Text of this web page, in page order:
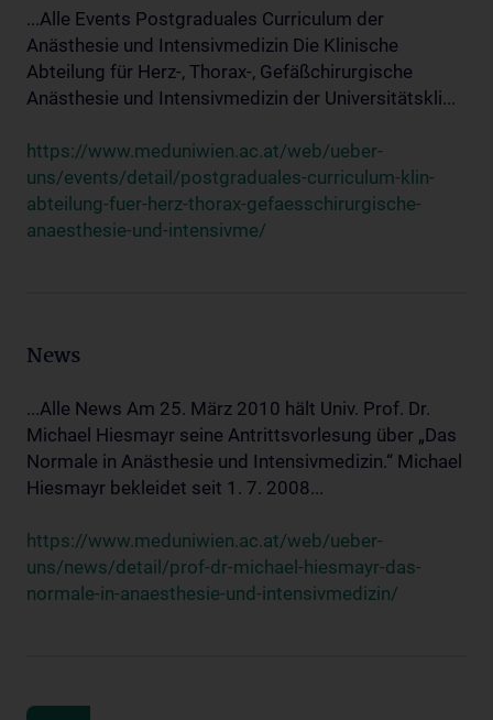
...Alle Events Postgraduales Curriculum der
Anästhesie und Intensivmedizin Die Klinische
Abteilung für Herz-, Thorax-, Gefäßchirurgische
Anästhesie und Intensivmedizin der Universitätskli...
https://www.meduniwien.ac.at/web/ueber-
uns/events/detail/postgraduales-curriculum-klin-
abteilung-fuer-herz-thorax-gefaesschirurgische-
anaesthesie-und-intensivme/
News
...Alle News Am 25. März 2010 hält Univ. Prof. Dr.
Michael Hiesmayr seine Antrittsvorlesung über „Das
Normale in Anästhesie und Intensivmedizin.“ Michael
Hiesmayr bekleidet seit 1. 7. 2008...
https://www.meduniwien.ac.at/web/ueber-
uns/news/detail/prof-dr-michael-hiesmayr-das-
normale-in-anaesthesie-und-intensivmedizin/